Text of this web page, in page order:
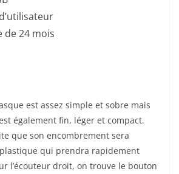
de 24 mois
est assez simple et sobre mais
également fin, léger et compact.
que son encombrement sera
qui prendra rapidement
l’écouteur droit, on trouve le bouton